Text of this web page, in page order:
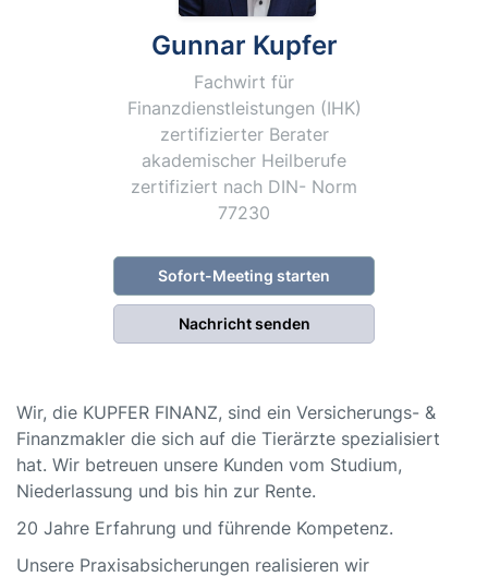
Gunnar Kupfer
Fachwirt für
Finanzdienstleistungen (IHK)
zertifizierter Berater
akademischer Heilberufe
zertifiziert nach DIN- Norm
77230
Sofort-Meeting starten
Nachricht senden
Wir, die KUPFER FINANZ, sind ein Versicherungs- &
Finanzmakler die sich auf die Tierärzte spezialisiert
hat. Wir betreuen unsere Kunden vom Studium,
Niederlassung und bis hin zur Rente.
20 Jahre Erfahrung und führende Kompetenz.
Unsere Praxisabsicherungen realisieren wir